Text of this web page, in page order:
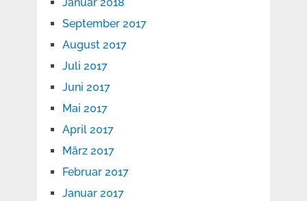
Januar 2018
September 2017
August 2017
Juli 2017
Juni 2017
Mai 2017
April 2017
März 2017
Februar 2017
Januar 2017